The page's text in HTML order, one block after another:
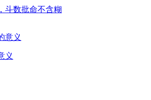
斗数批命不含糊
义